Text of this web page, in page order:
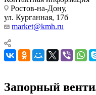
Ростов-на-Дону,
ул. Курганная, 17б
market@kmh.ru
Запорный